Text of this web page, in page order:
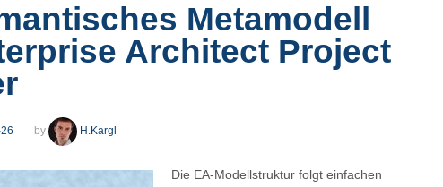
Metamodell
Architect Project
by H.Kargl
Die EA-Modellstruktur folgt einfachen